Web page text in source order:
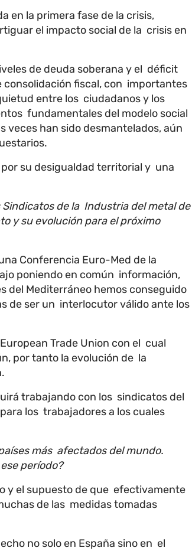
en la primera fase de la crisis,
el impacto social de la crisis en
de deuda soberana y el déficit
consolidación fiscal, con importantes
entre los ciudadanos y los
fundamentales del modelo social
han sido desmantelados, aún
su desigualdad territorial y una
de la Industria del metal de
y su evolución para el próximo
Conferencia Euro-Med de la
poniendo en común información,
del Mediterráneo hemos conseguido
de ser un interlocutor válido ante los
Trade Union con el cual
por tanto la evolución de la
trabajando con los sindicatos del
los trabajadores a los cuales
más afectados del mundo.
período?
y el supuesto de que efectivamente
de las medidas tomadas
no solo en España sino en el